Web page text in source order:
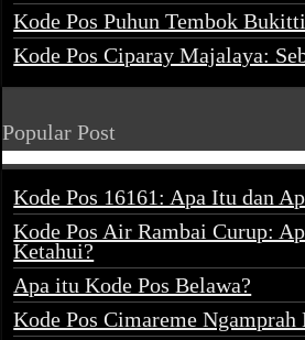
Kode Pos Puhun Tembok
Kode Pos Ciparay Majalaya:
Popular Post
Kode Pos 16161: Apa Itu dan
Kode Pos Air Rambai Curup:
Ketahui?
Apa itu Kode Pos Belawa?
Kode Pos Cimareme Ngamprah